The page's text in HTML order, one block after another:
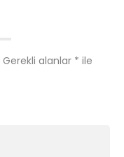
Gerekli alanlar * ile